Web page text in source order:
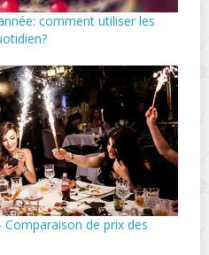
comment utiliser les
de prix des